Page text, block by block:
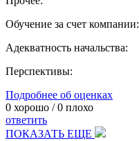
Обучение за счет компании:
Адекватность начальства:
Перспективы:
Подробнее об оценках
0 хорошо /0 плохо
ответить
ПОКАЗАТЬ ЕЩЕ